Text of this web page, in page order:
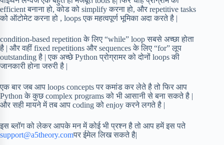
efficient बनाना हो, कोड को simplify करना हो, और repetitive tasks
को ऑटोमेट करना हो , loops एक महत्वपूर्ण भूमिका अदा करते है |
condition-based repetition के लिए “while” loop सबसे अच्छा होता
है | और वहीं fixed repetitions और sequences के लिए “for” लूप
outstanding है | एक अच्छे Python प्रोग्रामर को दोनों loops की
जानकारी होना जरुरी है |
एक बार जब आप loops concepts पर कमांड कर लेते है तो फिर आप
Python के कुछ complex programs को भी आसानी से बना सकते है |
और सही मायने में तब आप coding को enjoy करने लगते है |
इस ब्लॉग को लेकर आपके मन में कोई भी प्रश्न है तो आप हमें इस पते
support@a5theory.comपर ईमेल लिख सकते है|